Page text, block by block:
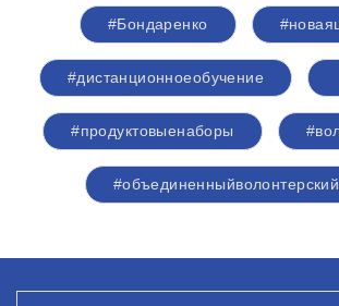
#Бондаренко
#дистанционноеобучение
#продуктовыенаборы